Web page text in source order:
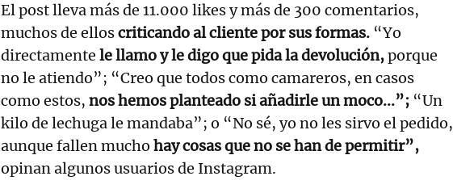
El post lleva más de 11.000 likes y más de 300 comentarios,
muchos de elloscriticando al cliente por sus formas. “Yo
directamente le llamo y le digo que pida la devolución,porque
no le atiendo”; “Creo que todos como camareros, en casos
como estos, nos hemos planteado si añadirle un moco...”; “Un
kilo de lechuga le mandaba”; o “No sé, yo no les sirvo el pedido,
aunque fallen mucho hay cosas que no se han de permitir”,
opinan algunos usuarios de Instagram.